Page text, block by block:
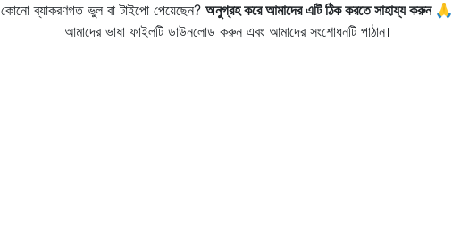
কোনো ব্যাকরণগত ভুল বা টাইপো পেয়েছেন? অনুগ্রহ করে আমাদের এটি ঠিক করতে সাহায্য করুন 🙏
আমাদের ভাষা ফাইলটি ডাউনলোড করুন এবং আমাদের সংশোধনটি পাঠান।